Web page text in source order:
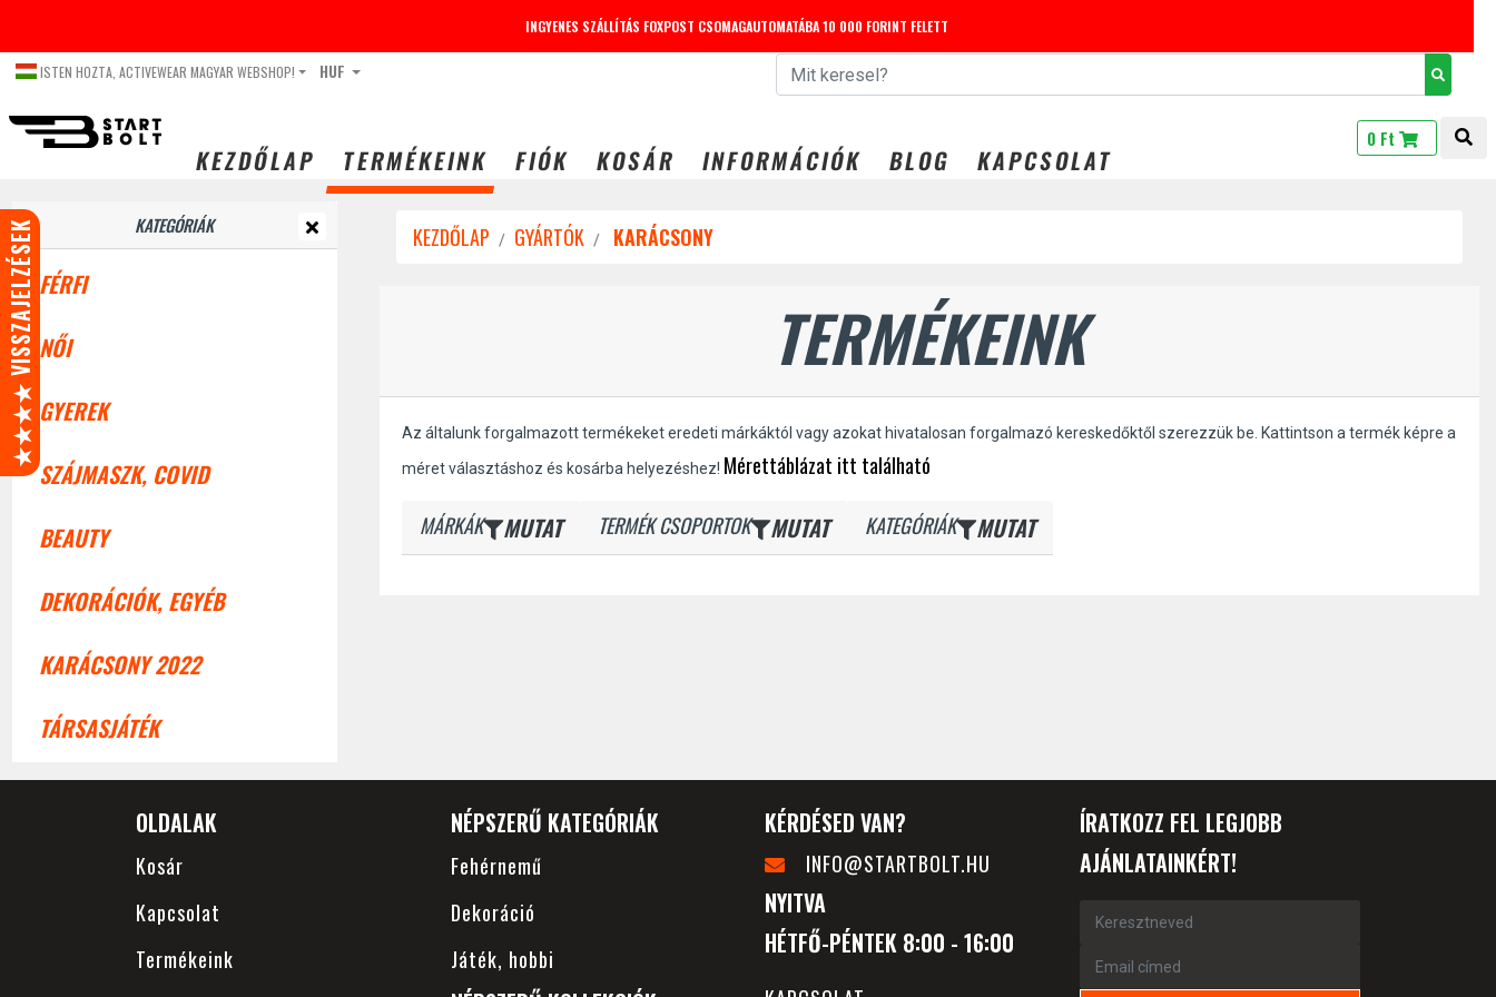
INGYENES SZÁLLÍTÁS FOXPOST CSOMAGAUTOMATÁBA 10 000 FORINT FELETT
ISTEN HOZTA, ACTIVEWEAR MAGYAR WEBSHOP! HUF
KEZDŐLAP TERMÉKEINK FIÓK KOSÁR INFORMÁCIÓK BLOG KAPCSOLAT
0 Ft
KATEGÓRIÁK
FÉRFI
NŐI
GYEREK
SZÁJMASZK, COVID
BEAUTY
DEKORÁCIÓK, EGYÉB
KARÁCSONY 2022
TÁRSASJÁTÉK
KEZDŐLAP GYÁRTÓK KARÁCSONY
TERMÉKEINK
Az általunk forgalmazott termékeket eredeti márkáktól vagy azokat hivatalosan forgalmazó kereskedőktől szerezzük be. Kattintson a termék képre a
méret választáshoz és kosárba helyezéshez! Mérettáblázat itt található
MÁRKÁK MUTAT TERMÉK CSOPORTOK MUTAT KATEGÓRIÁK MUTAT
OLDALAK
Kosár
Kapcsolat
Termékeink
NÉPSZERŰ KATEGÓRIÁK
Fehérnemű
Dekoráció
Játék, hobbi
KÉRDÉSED VAN?
INFO@STARTBOLT.HU
NYITVA
HÉTFŐ-PÉNTEK 8:00 - 16:00
ÍRATKOZZ FEL LEGJOBB
AJÁNLATAINKÉRT!
★★★★ VISSZAJELZÉSEK